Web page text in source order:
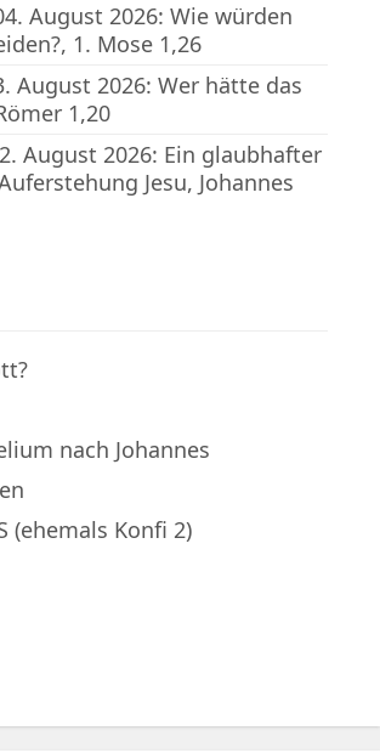
August 2026: Wie würden
1. Mose 1,26
August 2026: Wer hätte das
1,20
August 2026: Ein glaubhafter
Jesu, Johannes
nach Johannes
(ehemals Konfi 2)